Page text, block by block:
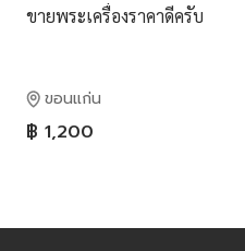
ขายพระเครื่องราคาดีครับ
ขอนแก่น
฿ 1,200